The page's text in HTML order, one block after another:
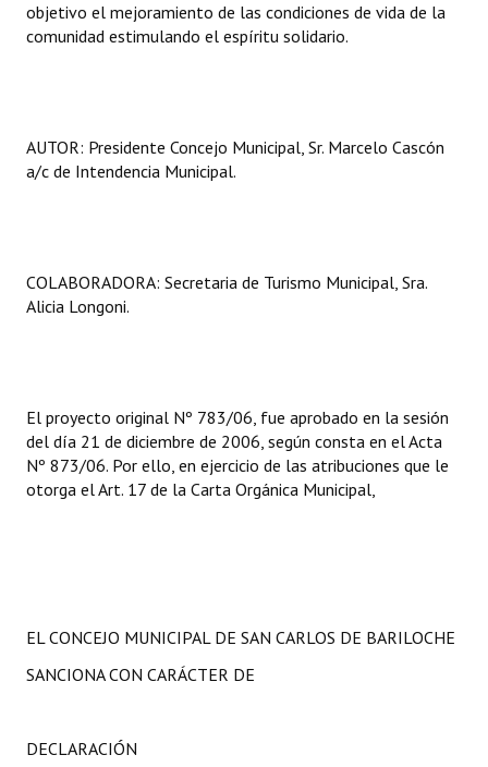
Audiencias Públicas - Registro
Ciudadano Ilustre - Registro
Antiguos Pobladores - Registro
Entrega de distinciones
REFORMA DE LA CARTA ORGÁNICA
objetivo el mejoramiento de las condiciones de vida de la
comunidad estimulando el espíritu solidario.
AUTOR: Presidente Concejo Municipal, Sr. Marcelo Cascón
a/c de Intendencia Municipal.
COLABORADORA: Secretaria de Turismo Municipal, Sra.
Alicia Longoni.
El proyecto original Nº 783/06, fue aprobado en la sesión
del día 21 de diciembre de 2006, según consta en el Acta
Nº 873/06. Por ello, en ejercicio de las atribuciones que le
otorga el Art. 17 de la Carta Orgánica Municipal,
EL CONCEJO MUNICIPAL DE SAN CARLOS DE BARILOCHE
SANCIONA CON CARÁCTER DE
DECLARACIÓN